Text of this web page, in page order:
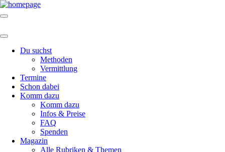
Du suchst
Methoden
Vermittlung
Termine
Schon dabei
Komm dazu
Komm dazu
Infos & Preise
FAQ
Spenden
Magazin
Alle Rubriken & Themen